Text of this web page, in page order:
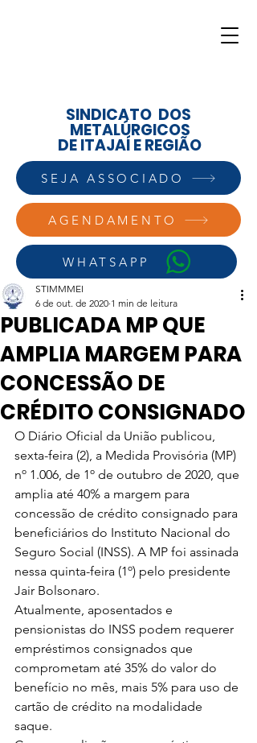
AGENDAMENTO
WHATSAPP
SINDICATO DOS
METALÚRGICOS
DE ITAJAÍ E REGIÃO
SEJA ASSOCIADO
PUBLICADA MP QUE
AMPLIA MARGEM PARA
CONCESSÃO DE
CRÉDITO CONSIGNADO
STIMMMEI
6 de out. de 2020 1 min de leitura
O Diário Oficial da União publicou,
sexta-feira (2), a Medida Provisória (MP)
nº 1.006, de 1º de outubro de 2020, que
amplia até 40% a margem para
concessão de crédito consignado para
beneficiários do Instituto Nacional do
Seguro Social (INSS). A MP foi assinada
nessa quinta-feira (1º) pelo presidente
Jair Bolsonaro.
Atualmente, aposentados e
pensionistas do INSS podem requerer
empréstimos consignados que
comprometam até 35% do valor do
benefício no mês, mais 5% para uso de
cartão de crédito na modalidade
saque.